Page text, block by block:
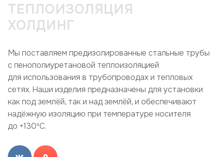
ТЕПЛОИЗОЛЯЦИЯ
ХОЛДИНГ
Мы поставляем предизолированные стальные трубы
с пенополиуретановой теплоизоляцией
для использования в трубопроводах и тепловых
сетях. Наши изделия предназначены для установки
как под землёй, так и над землёй, и обеспечивают
надёжную изоляцию при температуре носителя
до +130ºC.